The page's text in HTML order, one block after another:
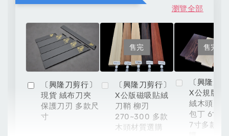
瀏覽全部
〔興隆刀剪行〕
現貨 絨布刀夾
保護刀刃 多款尺
寸
售完
〔興隆刀剪行〕
X公版磁吸貼絨
刀鞘 柳刃
270~300 多款
木頭材質選購
售完
〔興隆刀
X公規版磁
絨木頭刀
包丁 6寸
7寸多款材